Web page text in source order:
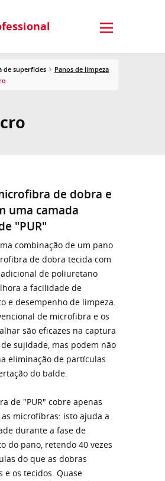
de superfícies
Panos de limpeza
de dobra e
uma camada
"PUR"
combinação de um pano
de dobra tecida com
de poliuretano
a facilidade de
e desempenho de limpeza.
de microfibra e os
são eficazes na captura
sujidade, mas podem não
eliminação de partículas
do balde.
de "PUR" cobre apenas
microfibras: isto ajuda a
durante a fase de
do pano, retendo 40 vezes
do que as dobras
e os tecidos. Quase